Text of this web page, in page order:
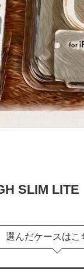
SLIM LITE
選んだケースはこ